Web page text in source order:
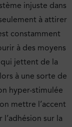
injuste dans
à attirer
constamment
à des moyens
jettent de la
à une sorte de
hyper-stimulée
mettre l’accent
sur la